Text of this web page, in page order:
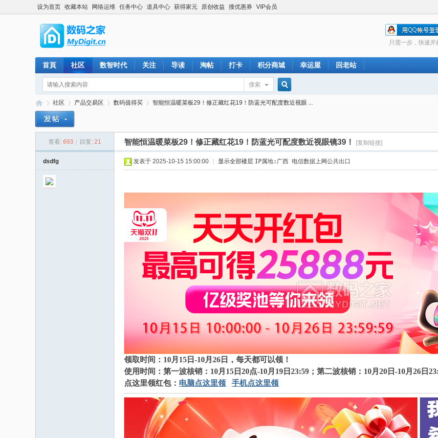
设为首页 收藏本站 网络运维 任务中心 道具中心 获得家元 原创收益 搜优惠券 VIP会员
只需一步，快速开
首頁 社区 数智时代 关注 导读 淘帖 打卡 积分商城 幸运屋 回老站
搜索
搜
索
社区
›
产品交易区 数码值得买
›
智能恒温暖菜板29！修正藏红花19！防蓝光可配度数近视眼 ...
查看: 693 回复: 21 智能恒温暖菜板29！修正藏红花19！防蓝光可配度数近视眼镜39！ [复制链接]
dsdfg 发表于 2025-10-15 15:00:00 显示全部楼层 IP属地:广西 电信数据上网公共出口
领取时间：10月15日-10月26日，每天都可以领！
使用时间：第一波核销：10月15日20点-10月19日23:59；第二波核销：10月20日-10月26日
点这里领红包： 电脑点这里领 手机点这里领